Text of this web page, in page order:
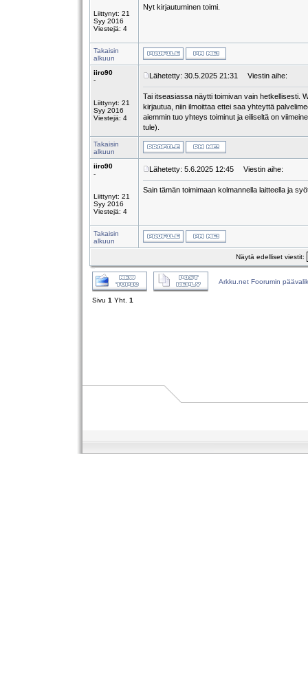
Liittynyt: 21
Syy 2016
Viestejä: 4
Nyt kirjautuminen toimi.
Takaisin
alkuun
iiro90
-
Liittynyt: 21
Syy 2016
Viestejä: 4
Lähetetty: 30.5.2025 21:31 Viestin aihe:
Tai itseasiassa näytti toimivan vain hetkellisesti.
kirjautua, niin ilmoittaa ettei saa yhteyttä
aiemmin tuo yhteys toiminut ja eiliseltä on
tule).
Takaisin
alkuun
iiro90
-
Liittynyt: 21
Syy 2016
Viestejä: 4
Lähetetty: 5.6.2025 12:45 Viestin aihe:
Sain tämän toimimaan kolmannella laitteella ja
Takaisin
alkuun
Näytä edelliset viestit:
Arkku.net Foorumin
Sivu 1 Yht. 1